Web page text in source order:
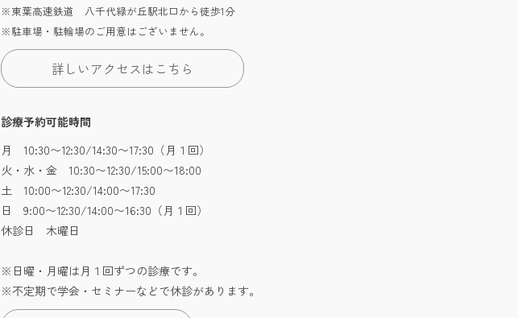
※東葉高速鉄道 八千代緑が丘駅北口から徒歩1分
※駐車場・駐輪場のご用意はございません。
詳しいアクセスはこちら
診療予約可能時間
月 10:30〜12:30/14:30〜17:30（月１回）
火・水・金 10:30〜12:30/15:00〜18:00
土 10:00〜12:30/14:00〜17:30
日 9:00〜12:30/14:00〜16:30（月１回）
休診日 木曜日
※日曜・月曜は月１回ずつの診療です。
※不定期で学会・セミナーなどで休診があります。